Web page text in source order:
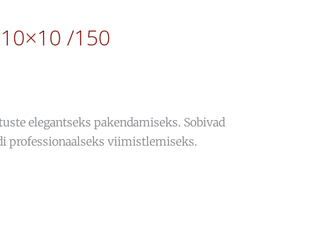
/150
elegantseks pakendamiseks. Sobivad
professionaalseks viimistlemiseks.